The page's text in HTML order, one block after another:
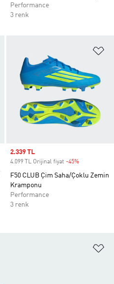
Performance
3 renk
Sale price
2.339 TL
4.099 TL Orijinal fiyat -45%
F50 CLUB Çim Saha/Çoklu Zemin
Kramponu
Performance
3 renk